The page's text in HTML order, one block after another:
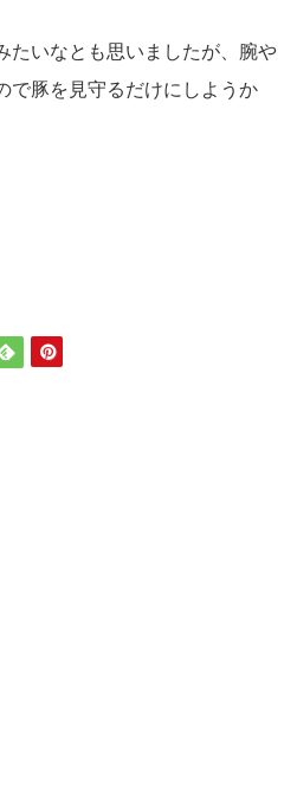
たいなとも思いましたが、腕や
で豚を見守るだけにしようか